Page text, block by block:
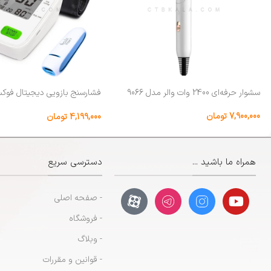
سشوار حرفه‌ای 2400 وات والر مدل 9066
7,900,000تومان
4,199,000 تومان
همراه ما باشید ... دسترسی سریع
- صفحه اصلی
- فروشگاه
- وبلاگ
- قوانین و مقررات